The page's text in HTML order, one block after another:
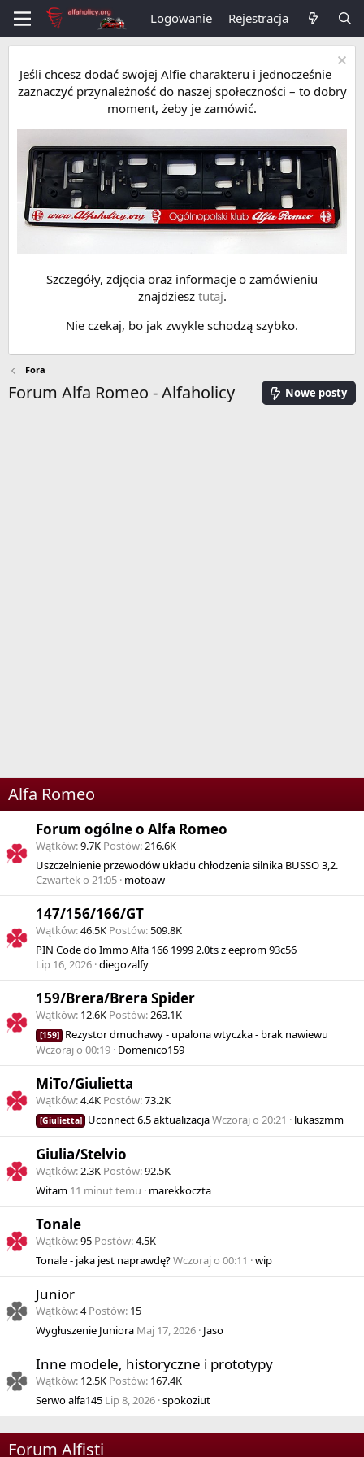
Logowanie Rejestracja
Jeśli chcesz dodać swojej Alfie charakteru i jednocześnie
zaznaczyć przynależność do naszej społeczności – to dobry
moment, żeby je zamówić.
Szczegóły, zdjęcia oraz informacje o zamówieniu
znajdziesz tutaj.
Nie czekaj, bo jak zwykle schodzą szybko.
Fora
Forum Alfa Romeo - Alfaholicy Nowe posty
Alfa Romeo
Forum ogólne o Alfa Romeo
Wątków 9.7K Postów 216.6K
Uszczelnienie przewodów układu chłodzenia silnika BUSSO 3,2.
Czwartek o 21:05 motoaw
147/156/166/GT
Wątków 46.5K Postów 509.8K
PIN Code do Immo Alfa 166 1999 2.0ts z eeprom 93c56
Lip 16, 2026 diegozalfy
159/Brera/Brera Spider
Wątków 12.6K Postów 263.1K
[159] Rezystor dmuchawy - upalona wtyczka - brak nawiewu
Wczoraj o 00:19 Domenico159
MiTo/Giulietta
Wątków 4.4K Postów 73.2K
[Giulietta] Uconnect 6.5 aktualizacjaWczoraj o 20:21 lukaszmm
Giulia/Stelvio
Wątków 2.3K Postów 92.5K
Witam 11 minut temu marekkoczta
Tonale
Wątków 95 Postów 4.5K
Tonale - jaka jest naprawdę?Wczoraj o 00:11 wip
Junior
Wątków 4 Postów 15
Wygłuszenie Juniora Maj 17, 2026 Jaso
Inne modele, historyczne i prototypy
Wątków 12.5K Postów 167.4K
Serwo alfa145 Lip 8, 2026 spokoziut
Forum Alfisti